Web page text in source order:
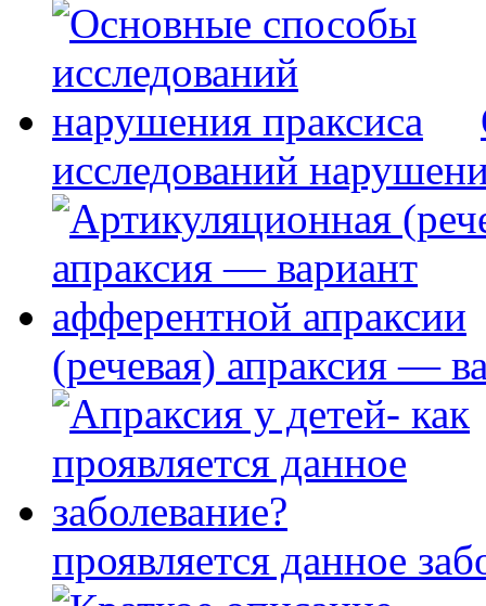
исследований
(речевая) апраксия —
проявляется данное